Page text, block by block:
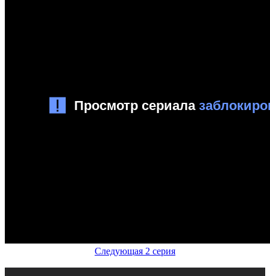
Следующая 2 серия